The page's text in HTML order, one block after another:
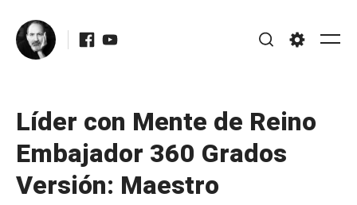
content
Facebook
Youtube
Líder con Mente de Reino
Embajador 360 Grados
Versión: Maestro